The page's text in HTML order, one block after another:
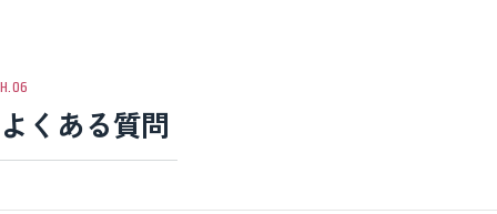
よくある質問